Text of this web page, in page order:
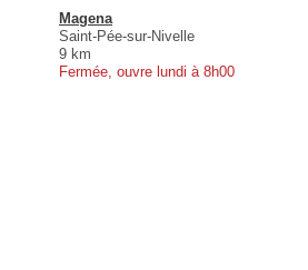
Magena
Saint-Pée-sur-Nivelle
9 km
Fermée, ouvre lundi à 8h00